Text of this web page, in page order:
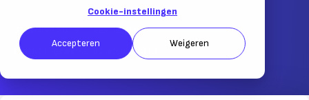
Cookie-instellingen
Accepteren Weigeren
31 januari 2013– Leestijd:3
min.
Laatst bijgewerkt:
31 januari 2013